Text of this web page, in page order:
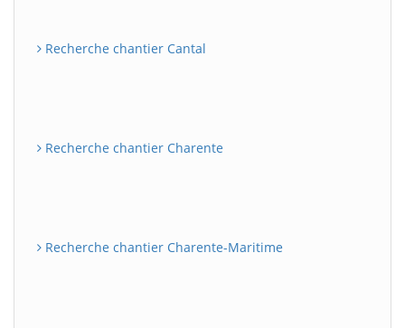
Recherche chantier Cantal
Recherche chantier Charente
Recherche chantier Charente-Maritime